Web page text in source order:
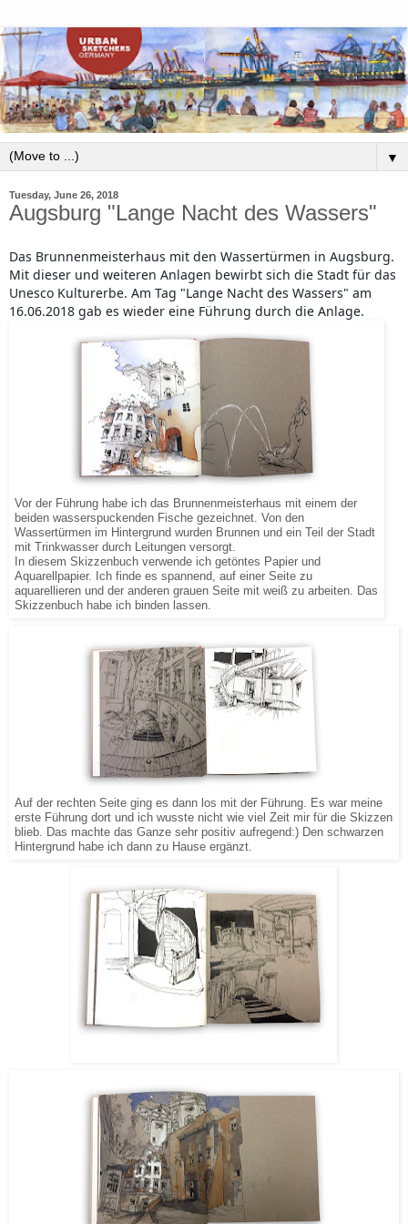
▼
Tuesday, June 26, 2018
Augsburg "Lange Nacht des Wassers"
Das Brunnenmeisterhaus mit den Wassertürmen in Augsburg.
Mit dieser und weiteren Anlagen bewirbt sich die Stadt für das
Unesco Kulturerbe. Am Tag "Lange Nacht des Wassers" am
16.06.2018 gab es wieder eine Führung durch die Anlage.
Vor der Führung habe ich das Brunnenmeisterhaus mit einem der
beiden wasserspuckenden Fische gezeichnet. Von den
Wassertürmen im Hintergrund wurden Brunnen und ein Teil der Stadt
mit Trinkwasser durch Leitungen versorgt.
In diesem Skizzenbuch verwende ich getöntes Papier und
Aquarellpapier. Ich finde es spannend, auf einer Seite zu
aquarellieren und der anderen grauen Seite mit weiß zu arbeiten. Das
Skizzenbuch habe ich binden lassen.
Auf der rechten Seite ging es dann los mit der Führung. Es war meine
erste Führung dort und ich wusste nicht wie viel Zeit mir für die Skizzen
blieb. Das machte das Ganze sehr positiv aufregend:) Den schwarzen
Hintergrund habe ich dann zu Hause ergänzt.